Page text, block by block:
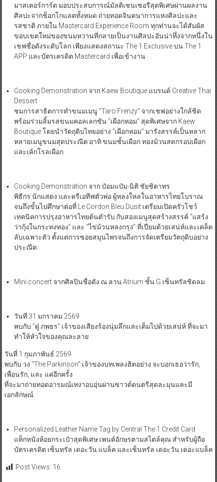
มาสเตอร์การ์ด มอบประสบการณ์มัลติเซนเซอรีสุดพิเศษผ่านผลงาน
ศิลปะจากช็อกโกแลตทั้งหมด ถ่ายทอดจินตนาการแห่งศิลปะและ
รสชาติ ภายใน Mastercard Experience Room ทุกท่านจะได้สัมผัส
ขอบเขตใหม่ของขนมหวานที่กลายเป็นงานศิลปะอันน่าทึ่งจากหนึ่งใน
เชฟชื่อดังระดับโลก เพียงแสดงสถานะ The 1 Exclusive บน The 1
APP และบัตรเครดิต Mastercard เพื่อเข้างาน
Cooking Demonstration จาก Kaew Boutique แบรนด์ Creative Thai
Dessert
ชมการสาธิตการทำขนมเมนู “Taro Frenzy” จากเชฟอย่างใกล้ชิด
พร้อมร่วมลิ้มรสขนมคอลเลกชัน “เผือกหอม” สุดพิเศษจาก Kaew
Boutique โดยนำวัตถุดิบไทยอย่าง “เผือกหอม” มารังสรรค์เป็นหลาก
หลายเมนูขนมสุดประณีต อาทิ ขนมชั้นเผือก ทองม้วนสดกรอบเผือก
และเค้กโรลเผือก
Cooking Demonstration จาก ป๋อมแป๋ม-นิติ ชัยชิตาทร
พิธีกร นักแสดง และครีเอทีฟตัวพ่อ ผู้หลงใหลในอาหารไทยโบราณ
จนถึงขั้นไปศึกษาต่อที่ Le Cordon Bleu Dusit เตรียมเปิดครัวโชว์
เทคนิคการปรุงอาหารไทยต้นตำรับ กับสองเมนูสุดสร้างสรรค์ “แสร้ง
ว่ากุ้งในกระทงทอง” และ “ไข่ม้วนหลงกรุง” ที่เปี่ยมด้วยเสน่ห์และเคล็ด
ลับเฉพาะตัว ตั้งแต่การซอยสมุนไพรจนถึงการจัดเตรียมวัตถุดิบอย่าง
ประณีต
Mini concert จากศิลปินชื่อดัง ณ ลาน Atrium ชั้น G เซ็นทรัลชิดลม
วันที่ 31 มกราคม 2569
พบกับ “ตู่ ภพธร” เจ้าของเสียงร้องนุ่มลึกและเต็มไปด้วยเสน่ห์ ที่จะมา
ทำให้หัวใจของคุณละลาย
วันที่ 1 กุมภาพันธ์ 2569
พบกับ วง “The Parkinson” เจ้าของบทเพลงฮิตอย่าง จะบอกเธอว่ารัก,
เพื่อนรัก, และ แค่อีกครั้ง
ที่จะมาถ่ายทอดอารมณ์เหงาอบอุ่นผ่านซาวด์ดนตรีสุดละมุนและมี
เอกลักษณ์
Personalized Leather Name Tag by Central The 1 Credit Card
แท็กหนังห้อยกระเป๋าสุดพิเศษ เพนต์อักษรตามสไตล์คุณ สำหรับผู้ถือ
บัตรเครดิต เซ็นทรัล เดอะวัน แบล็ค และเซ็นทรัล เดอะวัน เดอะแบล็ค
Post Views: 16